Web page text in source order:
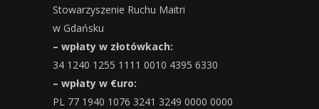
Stowarzyszenie Ruchu Maitri
w Gdańsku
– wpłaty w złotówkach:
34 1240 1255 1111 0010 4395 6330
– wpłaty w €uro:
PL 77 1940 1076 3241 3249 0000 0000